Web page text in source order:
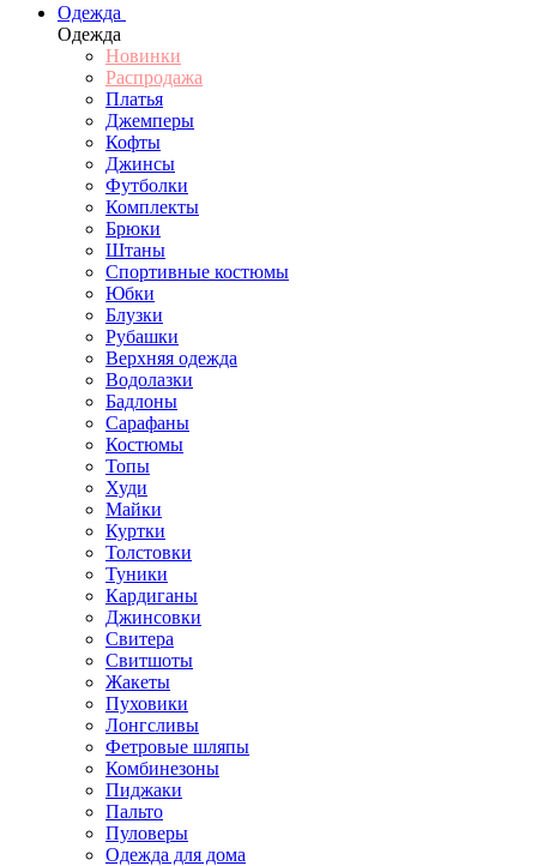
Одежда
Одежда
Новинки
Распродажа
Платья
Джемперы
Кофты
Джинсы
Футболки
Комплекты
Брюки
Штаны
Спортивные костюмы
Юбки
Блузки
Рубашки
Верхняя одежда
Водолазки
Бадлоны
Сарафаны
Костюмы
Топы
Худи
Майки
Куртки
Толстовки
Туники
Кардиганы
Джинсовки
Свитера
Свитшоты
Жакеты
Пуховики
Лонгсливы
Фетровые шляпы
Комбинезоны
Пиджаки
Пальто
Пуловеры
Одежда для дома